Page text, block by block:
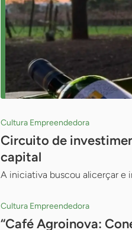
Cultura Empreendedora
Circuito de
capital
A iniciativa buscou alicerçar e
Cultura Empreendedora
“Café Agroinova: